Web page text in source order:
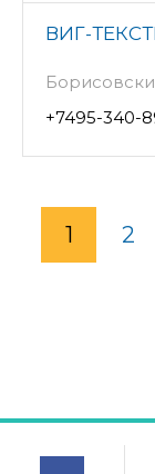
ВИГ-
+7495-340-
1 2